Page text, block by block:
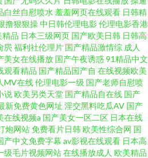
白丝自慰喷水 羞羞网页在线观看 日韩精
撸狠狠操中日韩伦理电影伦理电影香港
精品 日本三级网页 国产欧美日韩 日韩高
屄 福利社伦理片 国产精品激情综 成人
美女在线播放 国产午夜诱惑91精品中文
观看精品 国产精品国产自 在线视频欧美
MV在线伦理电影一级 国产老师自慰喷
说欧美另类天堂 国产精品自在线 国产
新免费黄色网址 淫交黑料吃瓜AV 国产
在线视频a 国产美女一区二区 日本在线
炮网站免费看片日韩欧美性综合网 国
产中文免费字幕 av影视在线观看 日本高
级毛片视频网站在线播放成人 欧美精品